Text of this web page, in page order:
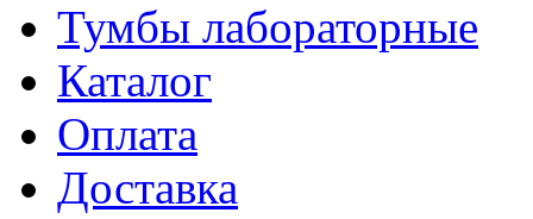
Тумбы лабораторные
Каталог
Оплата
Доставка